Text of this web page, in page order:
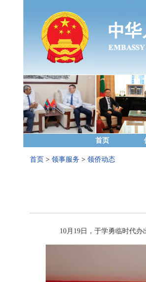
首页
首页 > 领事服务 > 领侨动态
10月19日，于学勇临时代